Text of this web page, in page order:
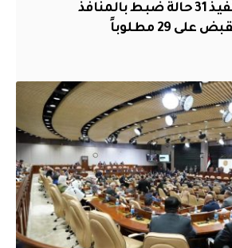
الأمن الوطني: تنفيذ 31 حالة ضبط بالمنافذ
29 مطلوباً